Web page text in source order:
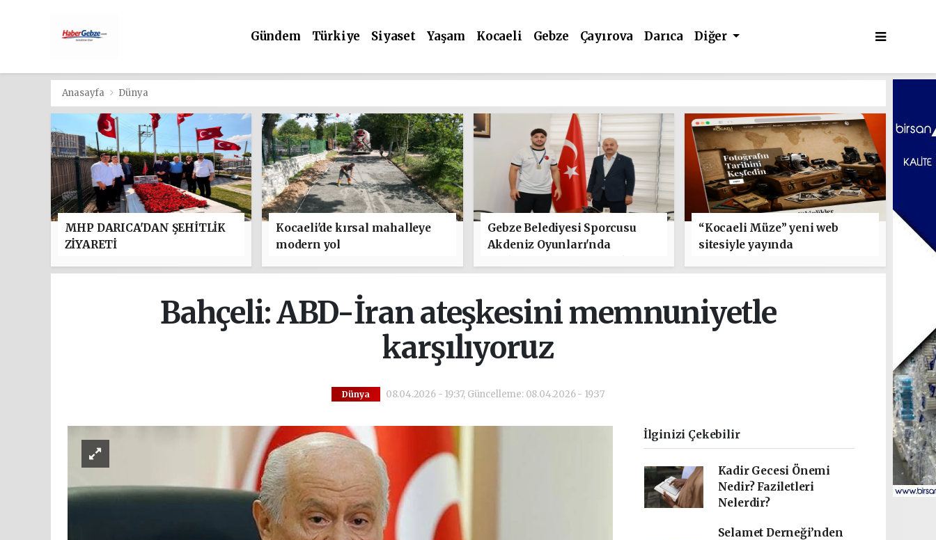
Gündem Türkiye Siyaset Yaşam Kocaeli Gebze Çayırova Darıca Diğer
Anasayfa Dünya
MHP DARICA'DAN ŞEHİTLİK
ZİYARETİ
Kocaeli'de kırsal mahalleye
modern yol
Gebze Belediyesi Sporcusu
Akdeniz Oyunları'nda
“Kocaeli Müze” yeni web
sitesiyle yayında
Bahçeli: ABD-İran ateşkesini memnuniyetle
karşılıyoruz
Dünya 08.04.2026 - 19:37, Güncelleme: 08.04.2026 - 19:37
İlginizi Çekebilir
Kadir Gecesi Önemi
Nedir? Faziletleri
Nelerdir?
Selamet Derneği’nden